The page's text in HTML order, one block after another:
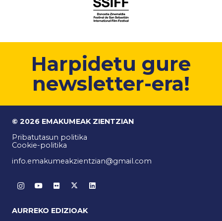
Harpidetu gure
newsletter-era!
© 2026 EMAKUMEAK ZIENTZIAN
Pribatutasun politika
Cookie-politika
info.emakumeakzientzian@gmail.com
AURREKO EDIZIOAK